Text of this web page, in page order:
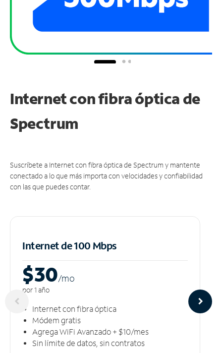
Internet con fibra óptica de
Spectrum
Suscríbete a Internet con fibra óptica de Spectrum y mantente
conectado a lo que más importa con velocidades y confiabilidad
con las que puedes contar.
Internet de 100 Mbps
$30/mo
por 1 año
Internet con fibra óptica
Módem gratis
Agrega WiFi Avanzado + $10/mes
Sin límite de datos, sin contratos